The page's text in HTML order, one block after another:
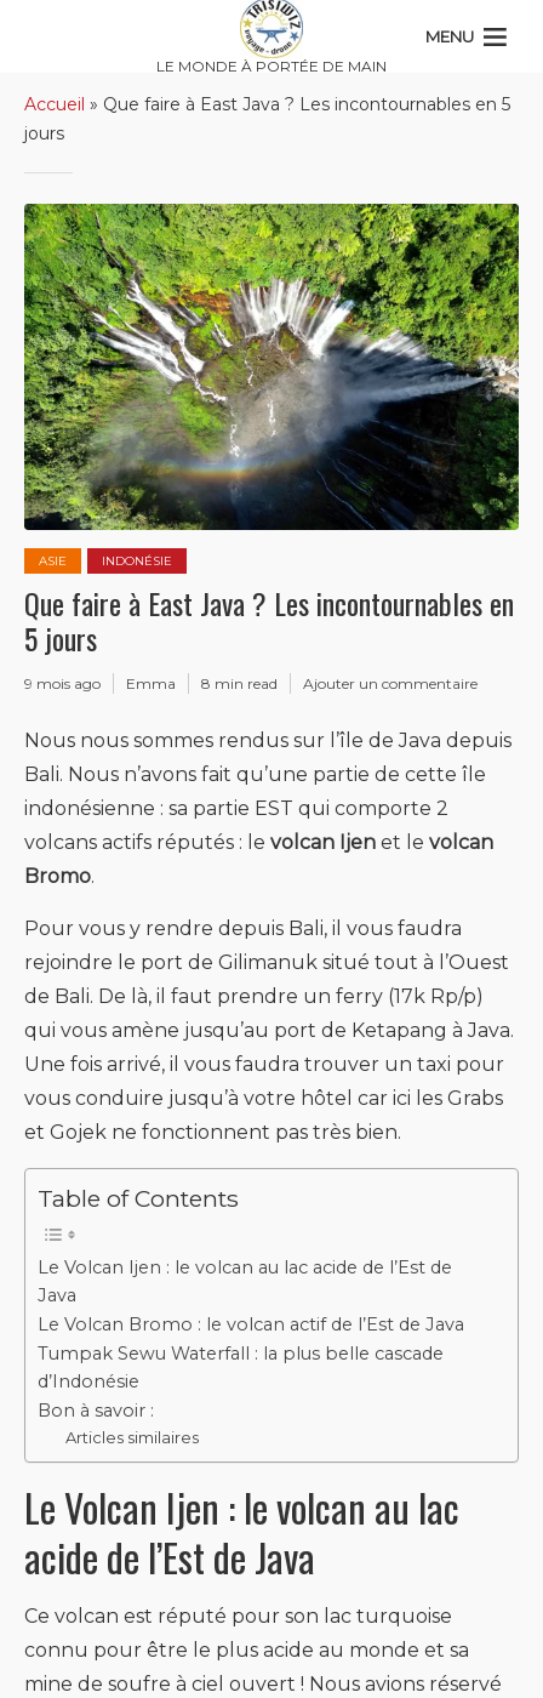
LE MONDE À PORTÉE DE MAIN
MENU
Accueil » Que faire à East Java ? Les incontournables en 5
jours
ASIE INDONÉSIE
Que faire à East Java ? Les incontournables en
5 jours
9 mois ago Emma 8 min read Ajouter un commentaire
Nous nous sommes rendus sur l’île de Java depuis
Bali. Nous n’avons fait qu’une partie de cette île
indonésienne : sa partie EST qui comporte 2
volcans actifs réputés : le volcan Ijen et le volcan
Bromo.
Pour vous y rendre depuis Bali, il vous faudra
rejoindre le port de Gilimanuk situé tout à l’Ouest
de Bali. De là, il faut prendre un ferry (17k Rp/p)
qui vous amène jusqu’au port de Ketapang à Java.
Une fois arrivé, il vous faudra trouver un taxi pour
vous conduire jusqu’à votre hôtel car ici les Grabs
et Gojek ne fonctionnent pas très bien.
Table of Contents
Le Volcan Ijen : le volcan au lac acide de l’Est de
Java
Le Volcan Bromo : le volcan actif de l’Est de Java
Tumpak Sewu Waterfall : la plus belle cascade
d’Indonésie
Bon à savoir :
Articles similaires
Le Volcan Ijen : le volcan au lac
acide de l’Est de Java
Ce volcan est réputé pour son lac turquoise
connu pour être le plus acide au monde et sa
mine de soufre à ciel ouvert ! Nous avions réservé